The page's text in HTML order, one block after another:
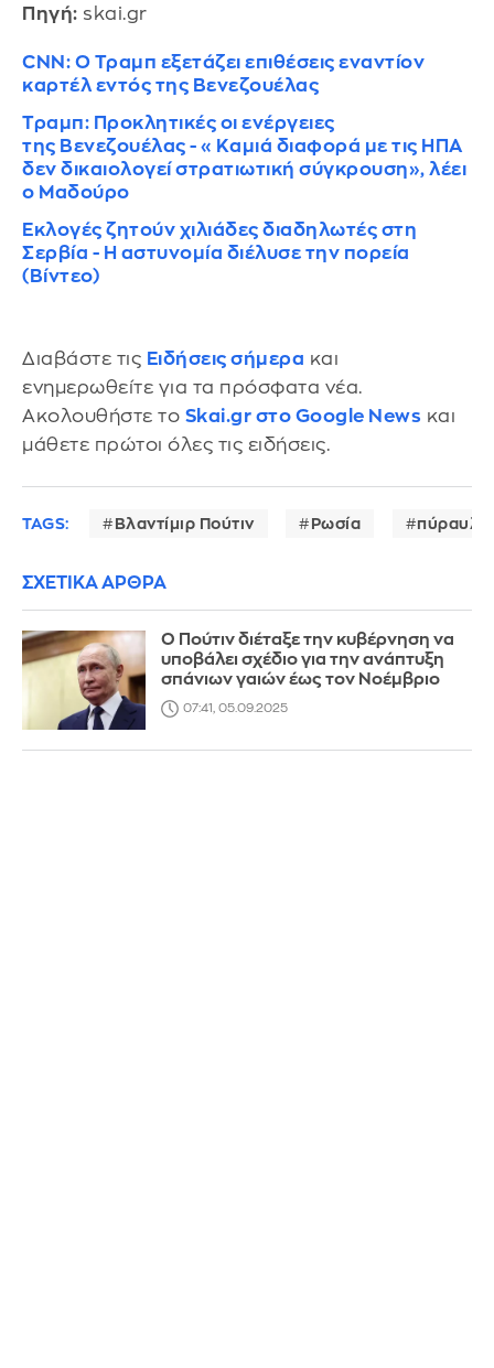
Πηγή: skai.gr
CNN: Ο Τραμπ εξετάζει επιθέσεις εναντίον
καρτέλ εντός της Βενεζουέλας
Τραμπ: Προκλητικές οι ενέργειες
της Βενεζουέλας - «Καμιά διαφορά με τις ΗΠΑ
δεν δικαιολογεί στρατιωτική σύγκρουση», λέει
ο Μαδούρο
Εκλογές ζητούν χιλιάδες διαδηλωτές στη
Σερβία - Η αστυνομία διέλυσε την πορεία
(Βίντεο)
Διαβάστε τις Ειδήσεις σήμερα και
ενημερωθείτε για τα πρόσφατα νέα.
Ακολουθήστε το Skai.gr στο Google News και
μάθετε πρώτοι όλες τις ειδήσεις.
TAGS: Βλαντίμιρ Πούτιν Ρωσία πύραυλοι
ΣΧΕΤΙΚΑ ΑΡΘΡΑ
Ο Πούτιν διέταξε την κυβέρνηση να
υποβάλει σχέδιο για την ανάπτυξη
σπάνιων γαιών έως τον Νοέμβριο
07:41, 05.09.2025